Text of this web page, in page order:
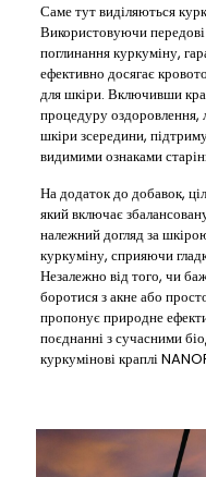
Саме тут виділяються
Використовуючи
поглинання куркуміну,
ефективно досягає
для шкіри. Включивши
процедуру оздоровлення,
шкіри зсередини,
видимими ознаками
На додаток до добавок,
який включає
належний догляд за
куркуміну, сприяючи
Незалежно від того, чи
боротися з акне або
пропонує природне
поєднанні з сучасними
куркумінові краплі